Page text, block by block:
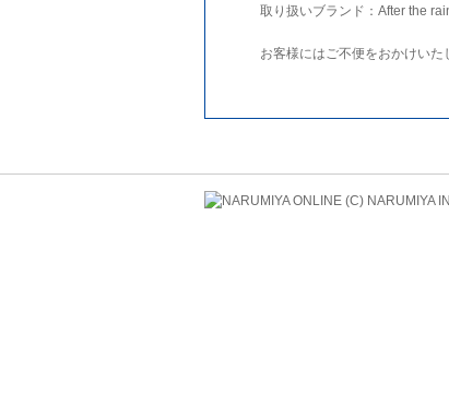
取り扱いブランド：After the
お客様にはご不便をおかけいた